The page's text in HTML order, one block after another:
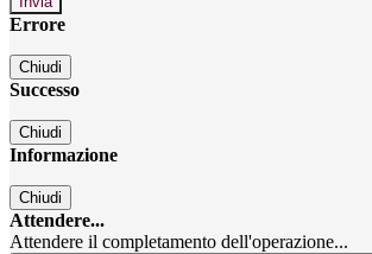
Errore
Chiudi
Successo
Chiudi
Informazione
Chiudi
Attendere...
Attendere il completamento dell'operazione...